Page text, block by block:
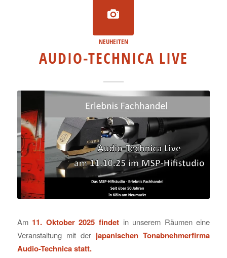
NEUHEITEN
AUDIO-TECHNICA LIVE
Am 11. Oktober 2025 findet in unserem Räumen eine
Veranstaltung mit der japanischen Tonabnehmerfirma
Audio-Technica statt.